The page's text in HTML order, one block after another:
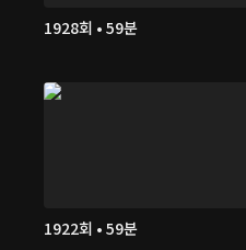
1928회 • 59분
1922회 • 59분